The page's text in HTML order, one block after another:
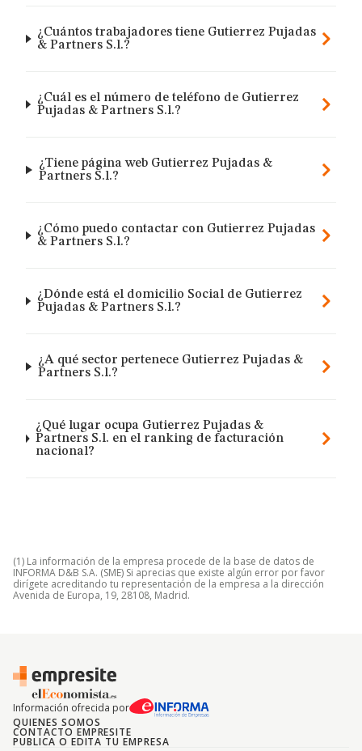
¿Cuántos trabajadores tiene Gutierrez Pujadas
& Partners S.l.?
¿Cuál es el número de teléfono de Gutierrez
Pujadas & Partners S.l.?
¿Tiene página web Gutierrez Pujadas &
Partners S.l.?
¿Cómo puedo contactar con Gutierrez Pujadas
& Partners S.l.?
¿Dónde está el domicilio Social de Gutierrez
Pujadas & Partners S.l.?
¿A qué sector pertenece Gutierrez Pujadas &
Partners S.l.?
¿Qué lugar ocupa Gutierrez Pujadas &
Partners S.l. en el ranking de facturación
nacional?
(1) La información de la empresa procede de la base de datos de
INFORMA D&B S.A. (SME) Si aprecias que existe algún error por favor
dirígete acreditando tu representación de la empresa a la dirección
Avenida de Europa, 19, 28108, Madrid.
Información ofrecida por
QUIENES SOMOS
CONTACTO EMPRESITE
PUBLICA O EDITA TU EMPRESA